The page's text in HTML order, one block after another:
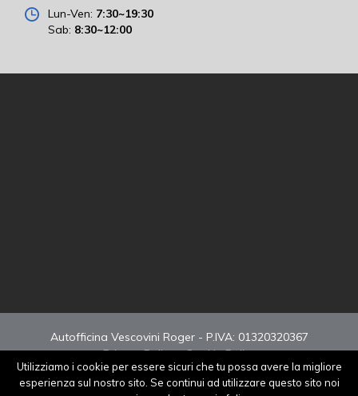
Lun-Ven: 7:30~19:30
Sab: 8:30~12:00
Autofficina Vescovini Roger - P.IVA: 01320320367
Privacy Policy-Cookie Policy
Sito realizzato daNetSet
Utilizziamo i cookie per essere sicuri che tu possa avere la migliore
esperienza sul nostro sito. Se continui ad utilizzare questo sito noi